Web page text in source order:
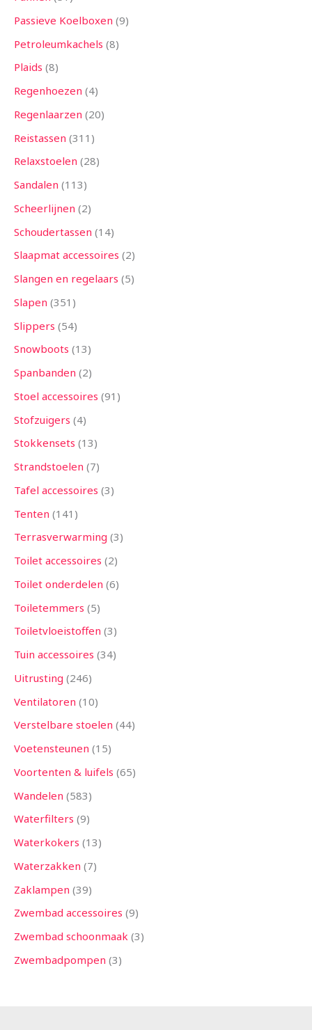
Passieve Koelboxen 9
Petroleumkachels 8
Plaids 8
Regenhoezen 4
Regenlaarzen 20
Reistassen 311
Relaxstoelen 28
Sandalen 113
Scheerlijnen 2
Schoudertassen 14
Slaapmat accessoires 2
Slangen en regelaars 5
Slapen 351
Slippers 54
Snowboots 13
Spanbanden 2
Stoel accessoires 91
Stofzuigers 4
Stokkensets 13
Strandstoelen 7
Tafel accessoires 3
Tenten 141
Terrasverwarming 3
Toilet accessoires 2
Toilet onderdelen 6
Toiletemmers 5
Toiletvloeistoffen 3
Tuin accessoires 34
Uitrusting 246
Ventilatoren 10
Verstelbare stoelen 44
Voetensteunen 15
Voortenten & luifels 65
Wandelen 583
Waterfilters 9
Waterkokers 13
Waterzakken 7
Zaklampen 39
Zwembad accessoires 9
Zwembad schoonmaak 3
Zwembadpompen 3